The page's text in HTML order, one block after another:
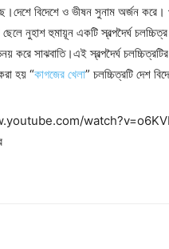
বিদেশে ও ভীষন সুনাম অর্জন করে।
নুহাশ হুমায়ূন একটি স্বল্পদৈর্ঘ চলচ্চিত্র
করে সাঝবাতি।এই স্বল্পদৈর্ঘ
হয় “কাগজের খেলা” চলচ্চিত্রটি দেশ